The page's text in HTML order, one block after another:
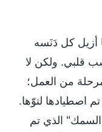
أزيل كل دَنَسه
قلبي. ولكن لا
من العمل؛
اصطيادها لتوّها.
الذي تم